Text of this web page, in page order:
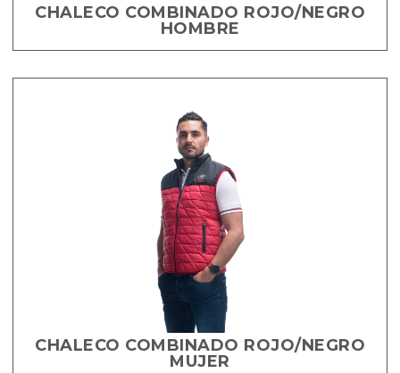
CHALECO COMBINADO ROJO/NEGRO
HOMBRE
CHALECO COMBINADO ROJO/NEGRO
MUJER